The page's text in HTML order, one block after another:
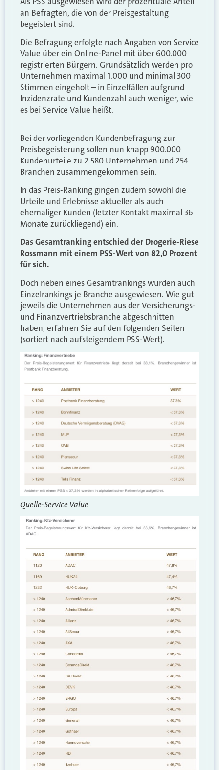
an Befragten, die von der Preisgestaltung
begeistert sind.
Die Befragung erfolgte nach Angaben von Service
Value über ein Online-Panel mit über 600.000
registrierten Bürgern. Grundsätzlich werden pro
Unternehmen maximal 1.000 und minimal 300
Stimmen eingeholt – in Einzelfällen aufgrund
Inzidenzrate und Kundenzahl auch weniger, wie
es bei Service Value heißt.
Bei der vorliegenden Kundenbefragung zur
Preisbegeisterung sollen nun knapp 900.000
Kundenurteile zu 2.580 Unternehmen und 254
Branchen zusammengekommen sein.
In das Preis-Ranking gingen zudem sowohl die
Urteile und Erlebnisse aktueller als auch
ehemaliger Kunden (letzter Kontakt maximal 36
Monate zurückliegend) ein.
Das Gesamtranking entschied der Drogerie-Riese
Rossmann mit einem PSS-Wert von 82,0 Prozent
für sich.
Doch neben eines Gesamtrankings wurden auch
Einzelrankings je Branche ausgewiesen. Wie gut
jeweils die Unternehmen aus der Versicherungs-
und Finanzvertriebsbranche abgeschnitten
haben, erfahren Sie auf den folgenden Seiten
(sortiert nach aufsteigendem PSS-Wert).
Quelle: Service Value